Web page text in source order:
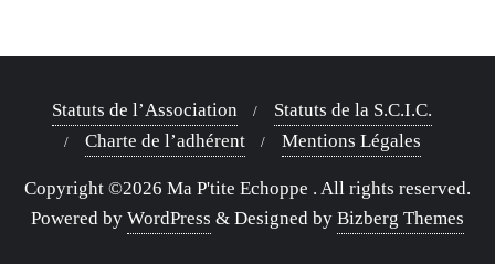
Statuts de l’Association
Statuts de la S.C.I.C.
Charte de l’adhérent
Mentions Légales
Copyright ©2026 Ma P'tite Echoppe . All rights reserved.
Powered by WordPress & Designed by Bizberg Themes